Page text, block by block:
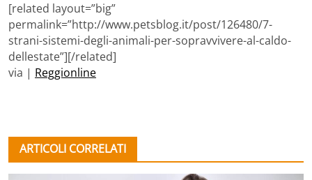
[related layout=”big”
permalink=”http://www.petsblog.it/post/126480/7-
strani-sistemi-degli-animali-per-sopravvivere-al-caldo-
dellestate”][/related]
via | Reggionline
ARTICOLI CORRELATI